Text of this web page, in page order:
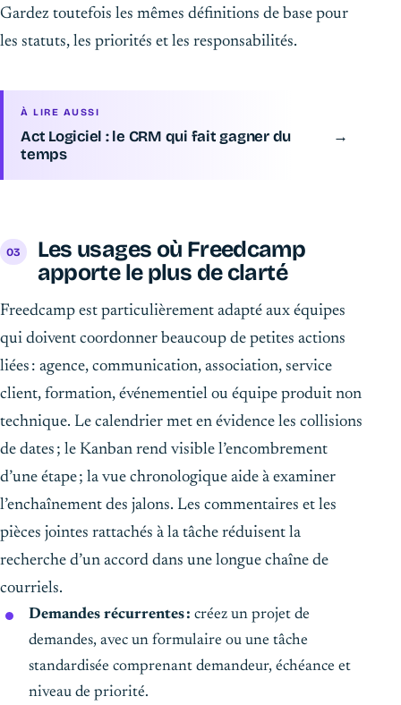
Gardez toutefois les mêmes définitions de base pour
les statuts, les priorités et les responsabilités.
À LIRE AUSSI
Act Logiciel : le CRM qui fait gagner du
temps
→
Les usages où Freedcamp
apporte le plus de clarté
Freedcamp est particulièrement adapté aux équipes
qui doivent coordonner beaucoup de petites actions
liées : agence, communication, association, service
client, formation, événementiel ou équipe produit non
technique. Le calendrier met en évidence les collisions
de dates ; le Kanban rend visible l’encombrement
d’une étape ; la vue chronologique aide à examiner
l’enchaînement des jalons. Les commentaires et les
pièces jointes rattachés à la tâche réduisent la
recherche d’un accord dans une longue chaîne de
courriels.
Demandes récurrentes : créez un projet de
demandes, avec un formulaire ou une tâche
standardisée comprenant demandeur, échéance et
niveau de priorité.